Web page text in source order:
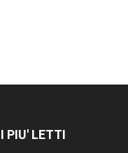
I PIU' LETTI